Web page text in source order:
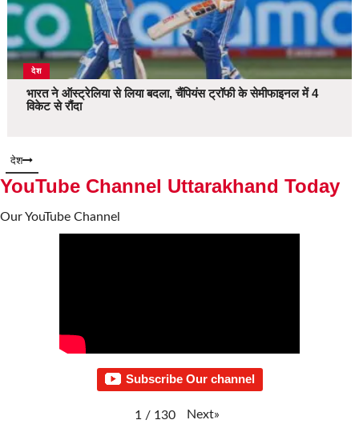
देश
भारत ने ऑस्ट्रेलिया से लिया बदला, चैंपियंस ट्रॉफी के सेमीफाइनल में 4
विकेट से रौंदा
देश
YouTube Channel Uttarakhand Today
Our YouTube Channel
Subscribe Our channel
1 / 130 Next»